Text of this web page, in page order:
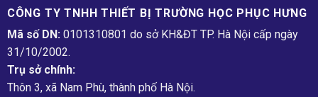
CÔNG TY TNHH THIẾT BỊ TRƯỜNG HỌC PHỤC H­ƯNG
Mã số DN: 0101310801 do sở KH&ĐT TP. Hà Nội cấp ngày
31/10/2002.
Trụ sở chính:
Thôn 3, xã Nam Phù, thành phố Hà Nội.